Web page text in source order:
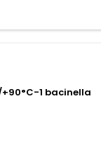
1 bacinella